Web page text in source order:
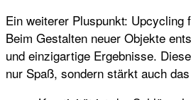
Ein weiterer Pluspunkt: Upcycling
Beim Gestalten neuer Objekte
und einzigartige Ergebnisse.
nur Spaß, sondern stärkt auch